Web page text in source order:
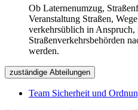
Ob Laternenumzug,
Veranstaltung Straßen,
verkehrsüblich in Anspruch,
Straßenverkehrsbehörden
werden.
zuständige Abteilungen
Team Sicherheit und